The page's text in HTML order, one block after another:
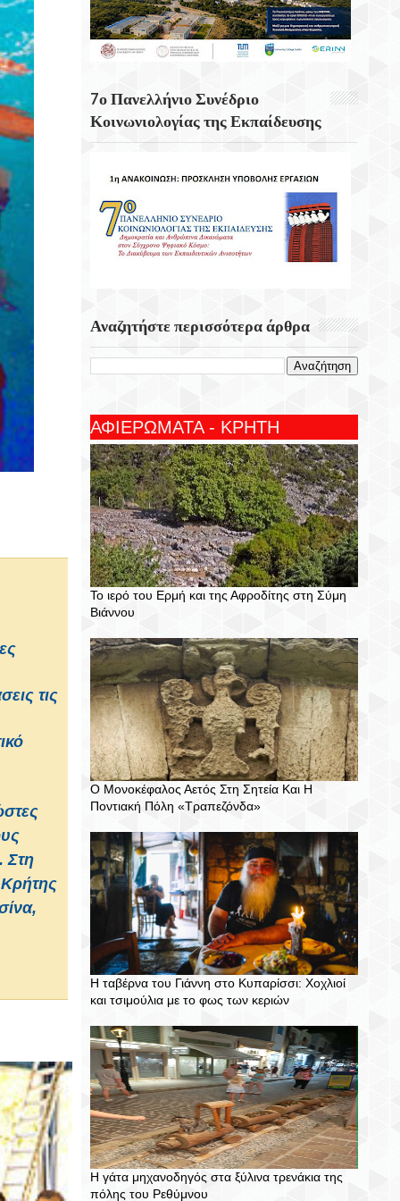
τις
Στη
Κουνάβοι Του Δήμου Αρχανών
Αστερουσίων
Προϊόντων, Οικοτεχνίας & Χειροτεχνίας
7ο Πανελλήνιο Συνέδριο
Κοινωνιολογίας της Εκπαίδευσης
Αναζητήστε περισσότερα άρθρα
ΑΦΙΕΡΩΜΑΤΑ - ΚΡΗΤΗ
Το ιερό του Ερμή και της Αφροδίτης στη Σύμη
Βιάννου
Ο Μονοκέφαλος Αετός Στη Σητεία Και Η
Ποντιακή Πόλη «Τραπεζόνδα»
Η ταβέρνα του Γιάννη στο Κυπαρίσσι: Χοχλιοί
και τσιμούλια με το φως των κεριών
Η γάτα μηχανοδηγός στα ξύλινα τρενάκια της
πόλης του Ρεθύμνου